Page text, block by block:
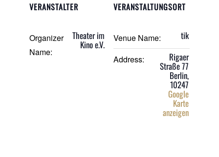
VERANSTALTUNGSORT
Venue Name: tik
Address: Rigaer
Straße 77
Berlin,
10247
Google
Karte
anzeigen
VERANSTALTER
Organizer
Name:
Theater im
Kino e.V.